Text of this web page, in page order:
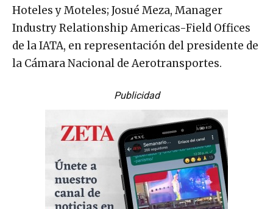
Hoteles y Moteles; Josué Meza, Manager
Industry Relationship Americas-Field Offices
de la IATA, en representación del presidente de
la Cámara Nacional de Aerotransportes.
Publicidad